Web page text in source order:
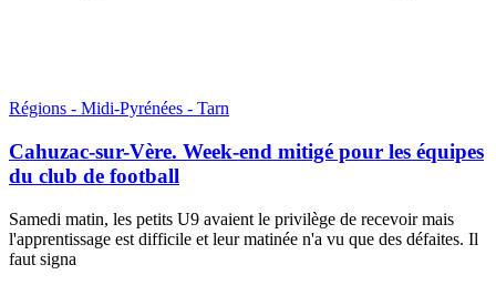
Régions - Midi-Pyrénées - Tarn
Cahuzac-sur-Vère. Week-end mitigé pour les équipes
du club de football
Samedi matin, les petits U9 avaient le privilège de recevoir mais
l'apprentissage est difficile et leur matinée n'a vu que des défaites. Il
faut signa